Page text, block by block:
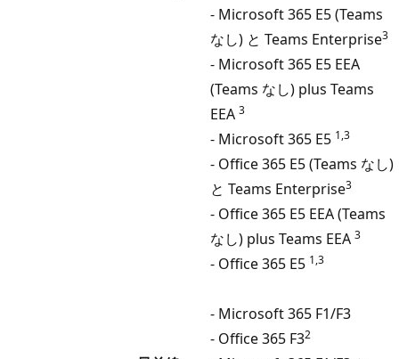
- Microsoft 365 E5 (Teams
なし) と Teams Enterprise3
- Microsoft 365 E5 EEA
(Teams なし) plus Teams
EEA 3
- Microsoft 365 E5 1,3
- Office 365 E5 (Teams なし)
と Teams Enterprise3
- Office 365 E5 EEA (Teams
なし) plus Teams EEA 3
- Office 365 E5 1,3
- Microsoft 365 F1/F3
- Office 365 F32